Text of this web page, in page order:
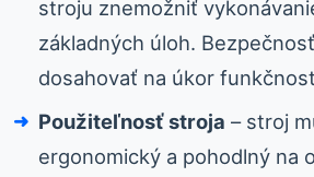
stroju znemožniť
základných úloh.
dosahovať na úkor
Použiteľnosť stroja – stroj
ergonomický a pohodlný na